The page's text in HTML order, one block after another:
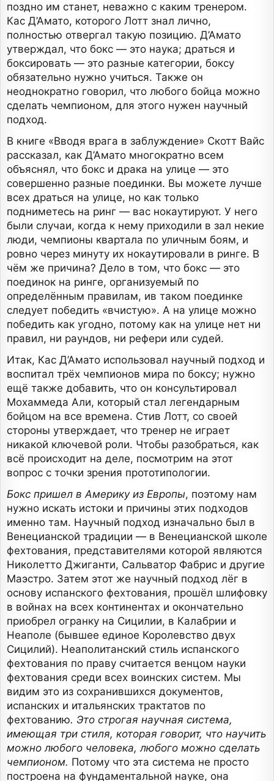
поздно им станет, неважно с каким тренером.
Кас Д’Амато, которого Лотт знал лично,
полностью отвергал такую позицию. Д’Амато
утверждал, что бокс — это наука; драться и
боксировать — это разные категории, боксу
обязательно нужно учиться. Также он
неоднократно говорил, что любого бойца можно
сделать чемпионом, для этого нужен научный
подход.
В книге «Вводя врага в заблуждение» Скотт Вайс
рассказал, как Д’Амато многократно всем
объяснял, что бокс и драка на улице — это
совершенно разные поединки. Вы можете лучше
всех драться на улице, но как только
подниметесь на ринг — вас нокаутируют. У него
были случаи, когда к нему приходили в зал некие
люди, чемпионы квартала по уличным боям, и
ровно через минуту их нокаутировали в ринге. В
чём же причина? Дело в том, что бокс — это
поединок на ринге, организуемый по
определённым правилам, ив таком поединке
следует победить «вчистую». А на улице можно
победить как угодно, потому как на улице нет ни
правил, ни раундов, ни рефери или судей.
Итак, Кас Д’Амато использовал научный подход и
воспитал трёх чемпионов мира по боксу; нужно
ещё также добавить, что он консультировал
Мохаммеда Али, который стал легендарным
бойцом на все времена. Стив Лотт, со своей
стороны утверждает, что тренер не играет
никакой ключевой роли. Чтобы разобраться, как
всё происходит на деле, посмотрим на этот
вопрос с точки зрения прототипологии.
Бокс пришел в Америку из Европы, поэтому нам
нужно искать истоки и причины этих подходов
именно там. Научный подход изначально был в
Венецианской традиции — в Венецианской школе
фехтования, представителями которой являются
Николетто Джиганти, Сальватор Фабрис и другие
Маэстро. Затем этот же научный подход лёг в
основу испанского фехтования, прошёл шлифовку
в войнах на всех континентах и окончательно
приобрел огранку на Сицилии, в Калабрии и
Неаполе (бывшее единое Королевство двух
Сицилий). Неаполитанский стиль испанского
фехтования по праву считается венцом науки
фехтования среди всех воинских систем. Мы
видим это из сохранившихся документов,
испанских и итальянских трактатов по
фехтованию. Это строгая научная система,
имеющая три стиля, которая говорит, что научить
можно любого человека, любого можно сделать
чемпионом. Потому что эта система не просто
построена на фундаментальной науке, она